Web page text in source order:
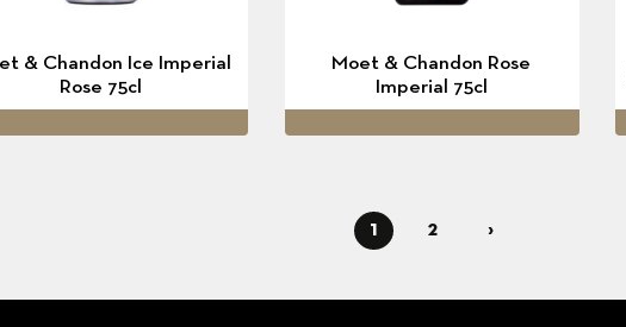
& Chandon Ice Imperial
Rose 75cl
Moet & Chandon Rose
Imperial 75cl
1 2 ›